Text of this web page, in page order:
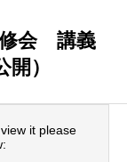
修会 講義
）
it please